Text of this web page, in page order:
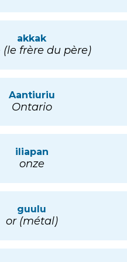
akkak
(le frère du père)
Aantiuriu
Ontario
iliapan
onze
guulu
or (métal)